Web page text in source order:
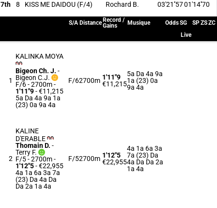
7th 8 KISS ME DAIDOU (F/4) Rochard B. 03'21''5701'14''70
S/A Distance Record /
Gains
Musique OddsSG SPZSZC
Live
1
KALINKA MOYA
Bigeon Ch. J. -
Bigeon C.J.
F/6 - 2700m-
1'11"9- €11,215
5a Da 4a 9a 1a
(23) 0a 9a 4a
F/62700m 1'11"9
€11,215
5a Da 4a 9a
1a (23) 0a
9a 4a
2
KALINE
D'ERABLE
Thomain D. -
Terry F.
F/5 - 2700m-
1'12"5- €22,955
4a 1a 6a 3a 7a
(23) Da 4a Da
Da 2a 1a 4a
F/52700m 1'12"5
€22,955
4a 1a 6a 3a
7a (23) Da
4a Da Da 2a
1a 4a